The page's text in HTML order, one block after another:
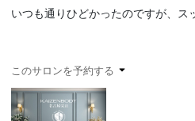
いつも通りひどかったのですが、ス
このサロンを予約する